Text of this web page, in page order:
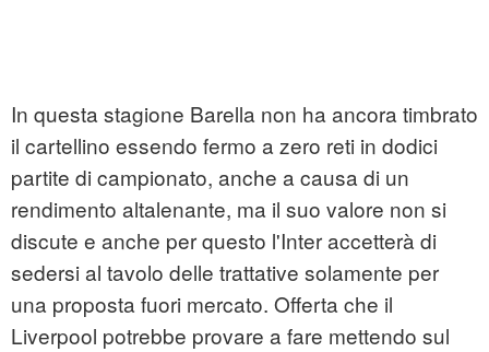
In questa stagione Barella non ha ancora timbrato
il cartellino essendo fermo a zero reti in dodici
partite di campionato, anche a causa di un
rendimento altalenante, ma il suo valore non si
discute e anche per questo l'Inter accetterà di
sedersi al tavolo delle trattative solamente per
una proposta fuori mercato. Offerta che il
Liverpool potrebbe provare a fare mettendo sul